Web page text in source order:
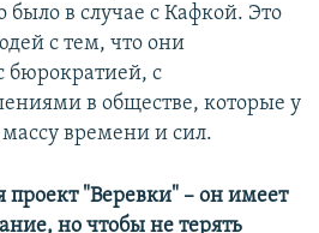
было в случае с Кафкой. Это
с тем, что они
бюрократией, с
в обществе, которые у
времени и сил.
проект "Веревки" – он имеет
но чтобы не терять